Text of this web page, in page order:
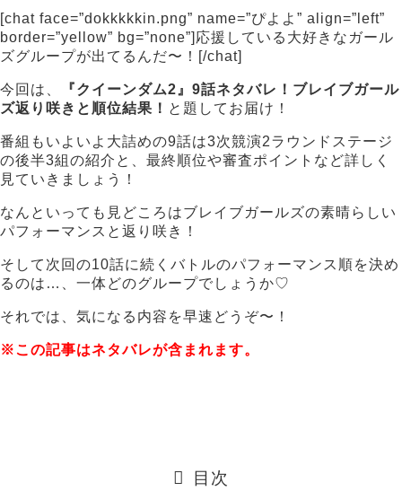
[chat face=”dokkkkkin.png” name=”ぴよよ” align=”left”
border=”yellow” bg=”none”]応援している大好きなガール
ズグループが出てるんだ〜！[/chat]
今回は、
『クイーンダム2』9話ネタバレ！ブレイブガール
ズ返り咲きと順位結果！ と題してお届け！
番組もいよいよ大詰めの9話は3次競演2ラウンドステージ
の後半3組の紹介と、最終順位や審査ポイントなど詳しく
見ていきましょう！
なんといっても見どころはブレイブガールズの素晴らしい
パフォーマンスと返り咲き！
そして次回の10話に続くバトルのパフォーマンス順を決め
るのは…、一体どのグループでしょうか♡
それでは、気になる内容を早速どうぞ〜！
※この記事はネタバレが含まれます。
目次